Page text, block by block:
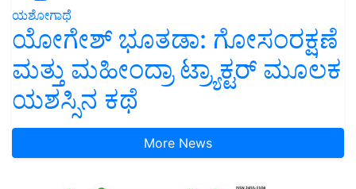
ಯಶೋಗಾಥೆ
ಯೋಗೇಶ್ ಭೂತಡಾ: ಗೋಸಂರಕ್ಷಣೆ
ಮತ್ತು ಮಹೀಂದ್ರಾ ಟ್ರ್ಯಾಕ್ಟರ್ ಮೂಲಕ
ಯಶಸ್ಸಿನ ಕಥೆ
More News